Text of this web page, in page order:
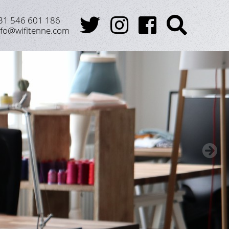
546 601 186
546 601 186